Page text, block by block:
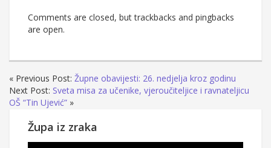
Comments are closed, but trackbacks and pingbacks
are open.
« Previous Post: Župne obavijesti: 26. nedjelja kroz godinu
Next Post: Sveta misa za učenike, vjeroučiteljice i ravnateljicu
OŠ “Tin Ujević” »
Župa iz zraka